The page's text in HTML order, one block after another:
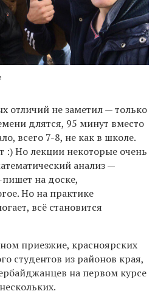
отличий не заметил — только
длятся, 95 минут вместо
всего 7-8, не как в школе.
:) Но лекции некоторые очень
анализ —
на доске,
Но на практике
всё становится
приезжие, красноярских
студентов из районов края,
на первом курсе